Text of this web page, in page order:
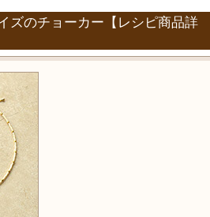
ズのチョーカー【レシピ商品詳